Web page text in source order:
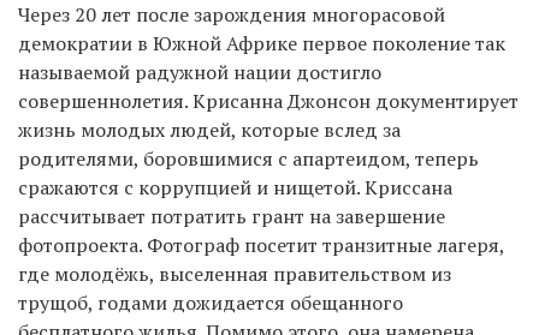
Через 20 лет после зарождения многорасовой
демократии в Южной Африке первое поколение так
называемой радужной нации достигло
совершеннолетия. Крисанна Джонсон документирует
жизнь молодых людей, которые вслед за
родителями, боровшимися с апартеидом, теперь
сражаются с коррупцией и нищетой. Криссана
рассчитывает потратить грант на завершение
фотопроекта. Фотограф посетит транзитные лагеря,
где молодёжь, выселенная правительством из
трущоб, годами дожидается обещанного